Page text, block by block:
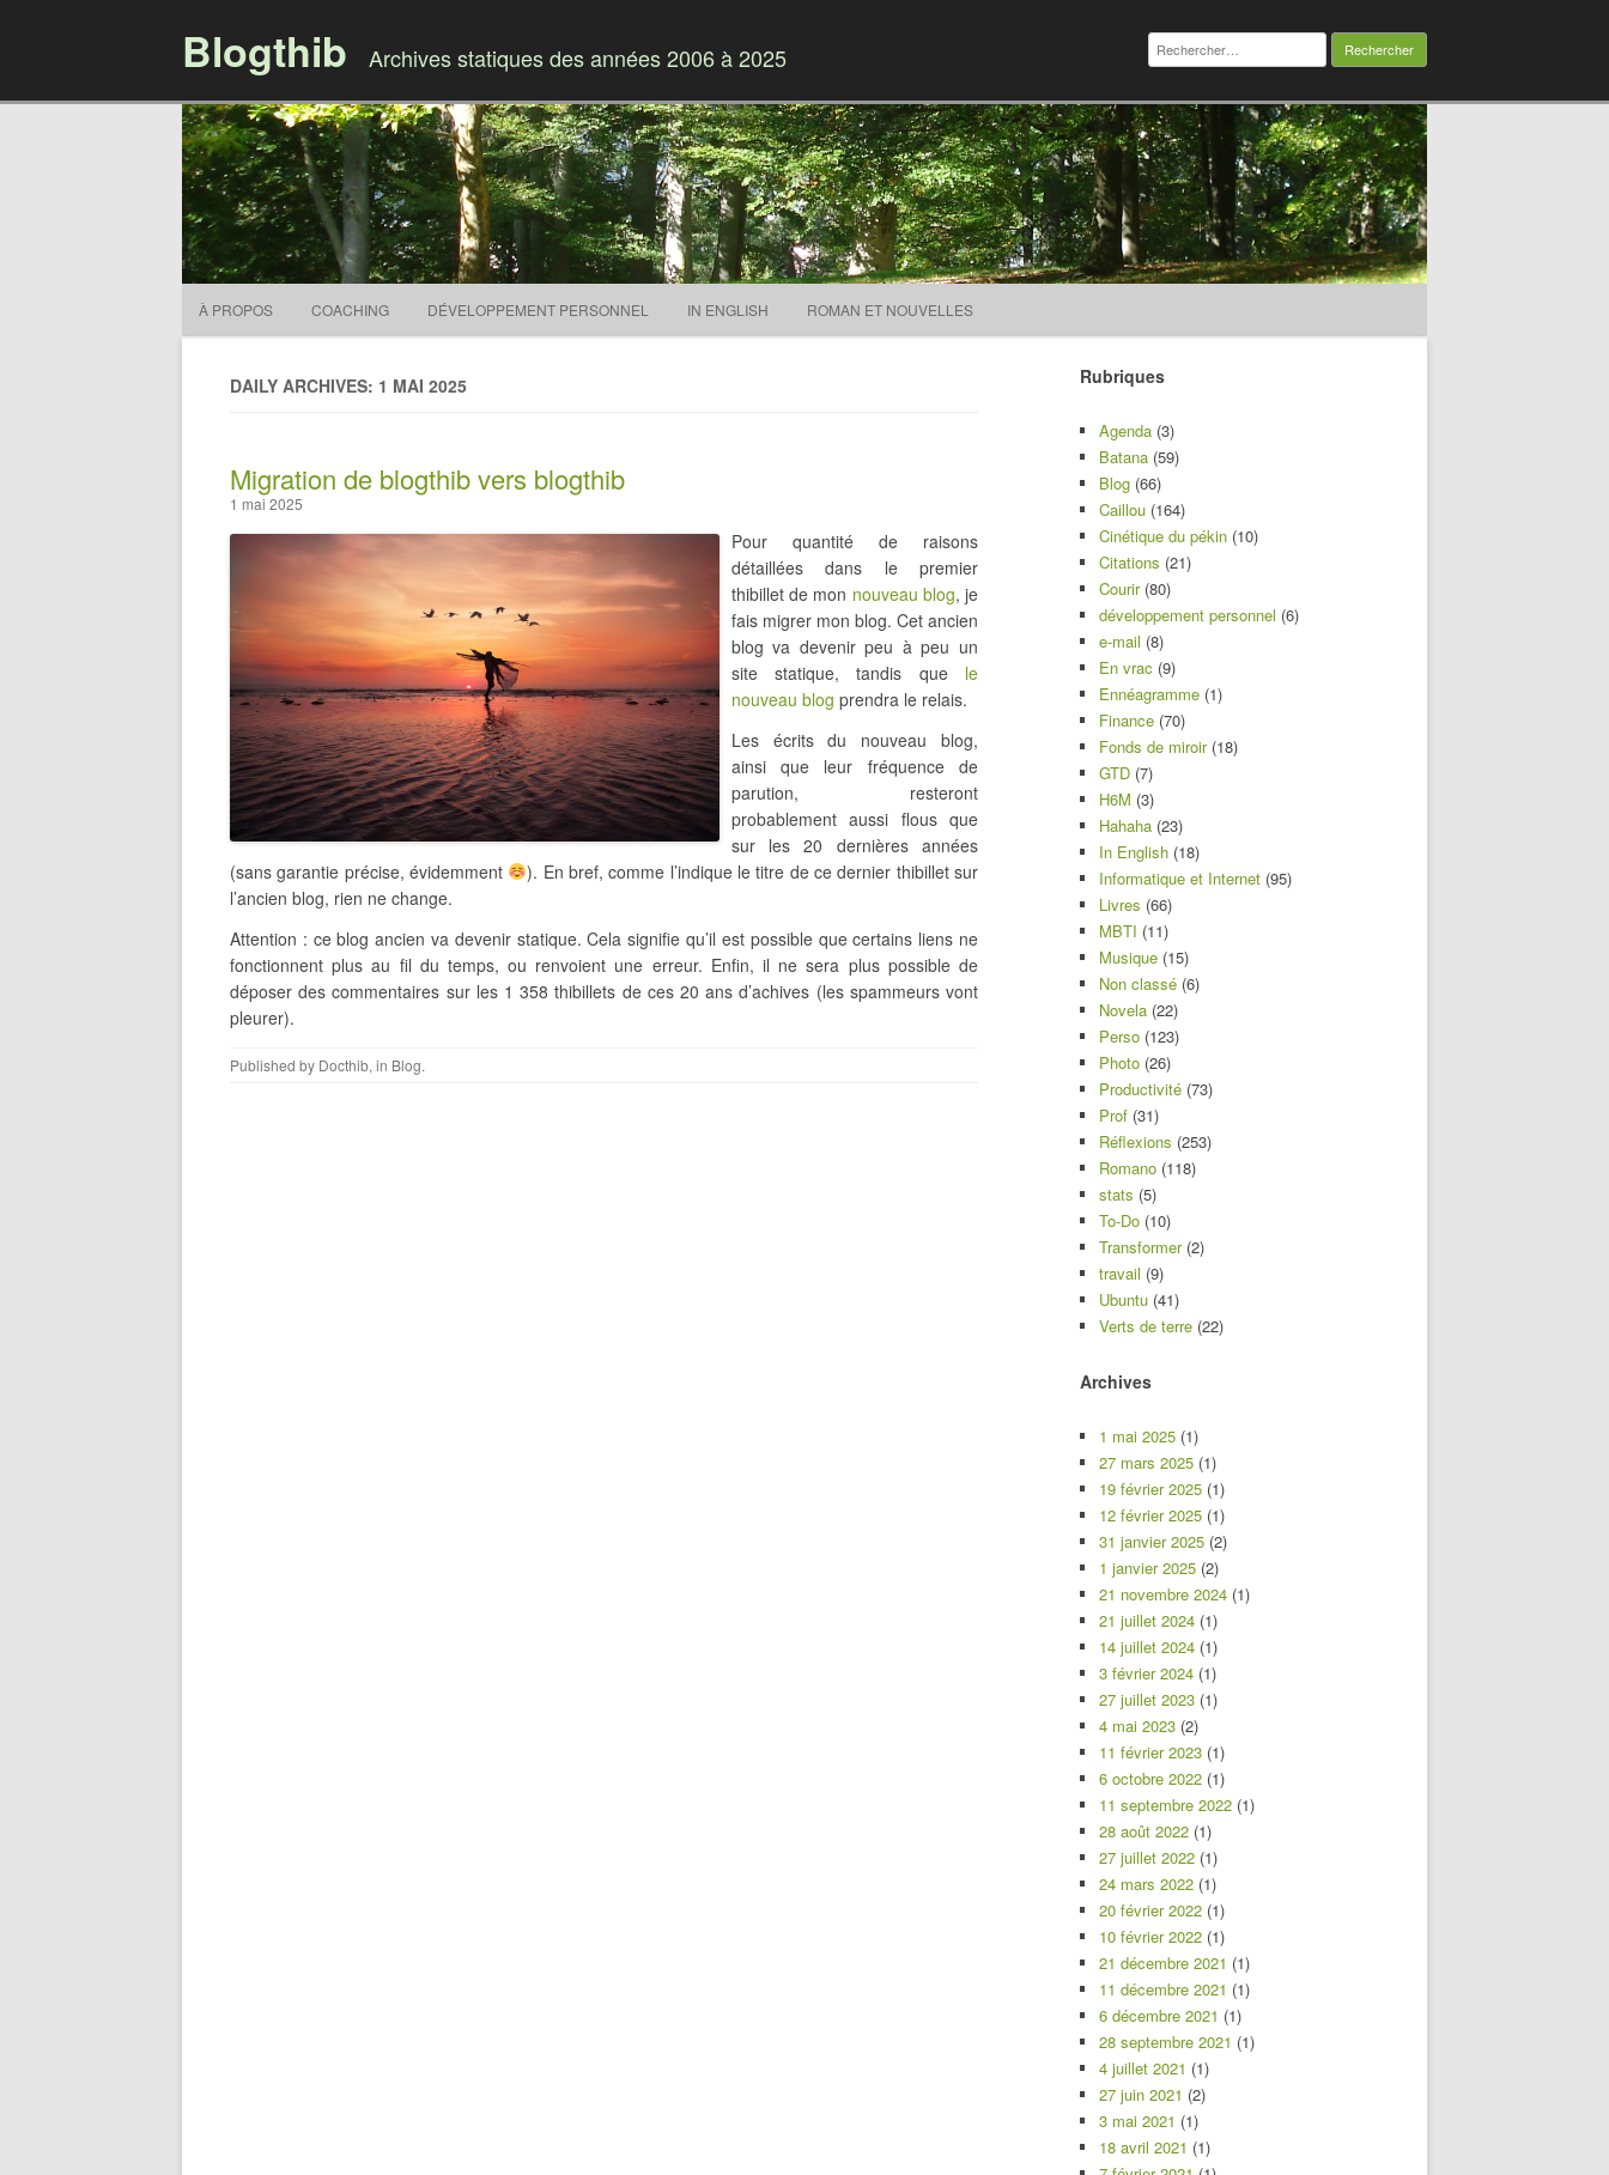
Blogthib Archives statiques des années 2006 à 2025
Rechercher :
À PROPOS COACHING DÉVELOPPEMENT PERSONNEL IN ENGLISH ROMAN ET NOUVELLES
DAILY ARCHIVES: 1 MAI 2025
Migration de blogthib vers blogthib
1 mai 2025
Pour quantité de raisons
détaillées dans le premier
thibillet de mon nouveau blog, je
fais migrer mon blog. Cet ancien
blog va devenir peu à peu un
site statique, tandis que le
nouveau blog prendra le relais.
Les écrits du nouveau blog,
ainsi que leur fréquence de
parution, resteront
probablement aussi flous que
sur les 20 dernières années
(sans garantie précise, évidemment
).​ En bref, comme l’indique le titre de ce dernier thibillet sur
l’ancien blog, rien ne change.
Attention : ce blog ancien va devenir statique. Cela signifie qu’il est possible que certains liens ne
fonctionnent plus au fil du temps, ou renvoient une erreur. Enfin, il ne sera plus possible de
déposer des commentaires sur les 1 358 thibillets de ces 20 ans d’achives (les spammeurs vont
pleurer).
Published by Docthib, in Blog.
Rubriques
Agenda (3)
Batana (59)
Blog (66)
Caillou (164)
Cinétique du pékin (10)
Citations (21)
Courir(80)
développement personnel (6)
e-mail (8)
En vrac (9)
Ennéagramme (1)
Finance (70)
Fonds de miroir(18)
GTD (7)
H6M (3)
Hahaha (23)
In English (18)
Informatique et Internet (95)
Livres (66)
MBTI (11)
Musique (15)
Non classé (6)
Novela (22)
Perso (123)
Photo (26)
Productivité (73)
Prof (31)
Réflexions (253)
Romano (118)
stats (5)
To-Do (10)
Transformer(2)
travail (9)
Ubuntu (41)
Verts de terre (22)
Archives
1 mai 2025 (1)
27 mars 2025 (1)
19 février 2025 (1)
12 février 2025 (1)
31 janvier 2025 (2)
1 janvier 2025 (2)
21 novembre 2024 (1)
21 juillet 2024 (1)
14 juillet 2024 (1)
3 février 2024 (1)
27 juillet 2023 (1)
4 mai 2023 (2)
11 février 2023 (1)
6 octobre 2022 (1)
11 septembre 2022 (1)
28 août 2022 (1)
27 juillet 2022 (1)
24 mars 2022 (1)
20 février 2022 (1)
10 février 2022 (1)
21 décembre 2021 (1)
11 décembre 2021 (1)
6 décembre 2021 (1)
28 septembre 2021 (1)
4 juillet 2021 (1)
27 juin 2021 (2)
3 mai 2021 (1)
18 avril 2021 (1)